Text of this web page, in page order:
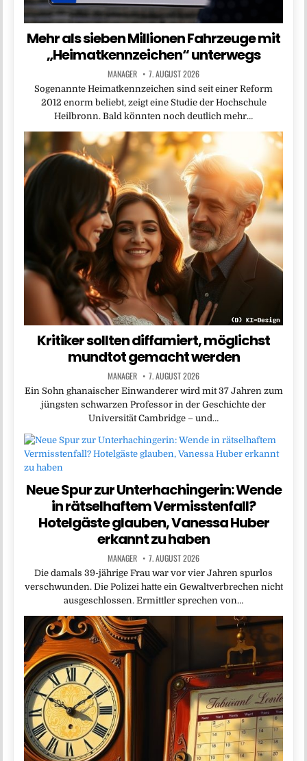
Mehr als sieben Millionen Fahrzeuge mit
„Heimatkennzeichen“ unterwegs
MANAGER 7. AUGUST 2026
Sogenannte Heimatkennzeichen sind seit einer Reform
2012 enorm beliebt, zeigt eine Studie der Hochschule
Heilbronn. Bald könnten noch deutlich mehr…
Kritiker sollten diffamiert, möglichst
mundtot gemacht werden
MANAGER 7. AUGUST 2026
Ein Sohn ghanaischer Einwanderer wird mit 37 Jahren zum
jüngsten schwarzen Professor in der Geschichte der
Universität Cambridge – und…
Neue Spur zur Unterhachingerin: Wende
in rätselhaftem Vermisstenfall?
Hotelgäste glauben, Vanessa Huber
erkannt zu haben
MANAGER 7. AUGUST 2026
Die damals 39-jährige Frau war vor vier Jahren spurlos
verschwunden. Die Polizei hatte ein Gewaltverbrechen nicht
ausgeschlossen. Ermittler sprechen von…